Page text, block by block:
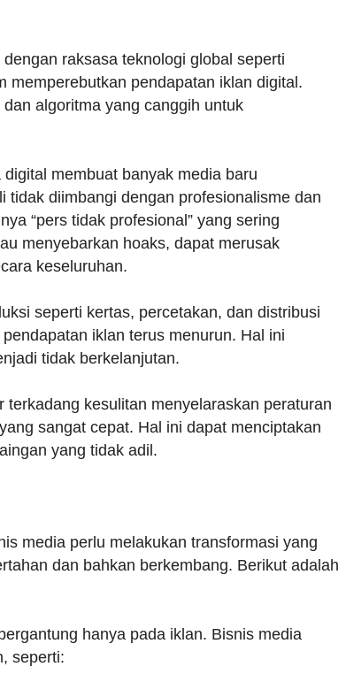
raksasa teknologi global seperti
memperebutkan pendapatan iklan digital.
algoritma yang canggih untuk
membuat banyak media baru
tidak diimbangi dengan profesionalisme dan
“pers tidak profesional” yang sering
menyebarkan hoaks, dapat merusak
keseluruhan.
seperti kertas, percetakan, dan distribusi
iklan terus menurun. Hal ini
tidak berkelanjutan.
kesulitan menyelaraskan peraturan
sangat cepat. Hal ini dapat menciptakan
yang tidak adil.
media perlu melakukan transformasi yang
dan bahkan berkembang. Berikut adalah
hanya pada iklan. Bisnis media
seperti: